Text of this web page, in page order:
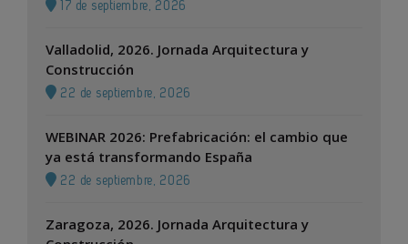
17 de septiembre, 2026
Valladolid, 2026. Jornada Arquitectura y
Construcción
22 de septiembre, 2026
WEBINAR 2026: Prefabricación: el cambio que
ya está transformando España
22 de septiembre, 2026
Zaragoza, 2026. Jornada Arquitectura y